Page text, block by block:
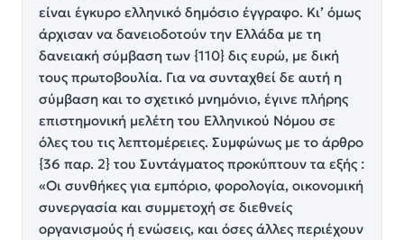
είναι έγκυρο ελληνικό δημόσιο έγγραφο. Κι’ όμως
άρχισαν να δανειοδοτούν την Ελλάδα με τη
δανειακή σύμβαση των {110} δις ευρώ, με δική
τους πρωτοβουλία. Για να συνταχθεί δε αυτή η
σύμβαση και το σχετικό μνημόνιο, έγινε πλήρης
επιστημονική μελέτη του Ελληνικού Νόμου σε
όλες του τις λεπτομέρειες. Συμφώνως με το άρθρο
{36 παρ. 2} του Συντάγματος προκύπτουν τα εξής :
«Oι συνθήκες για εμπόριο, φορολογία, οικονομική
συνεργασία και συμμετοχή σε διεθνείς
οργανισμούς ή ενώσεις, και όσες άλλες περιέχουν